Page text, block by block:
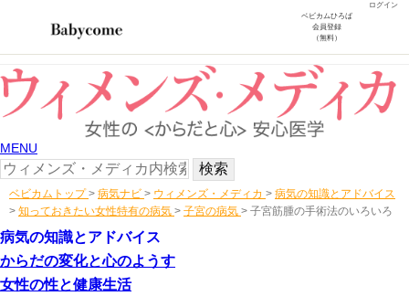
ログイン
ベビカムひろば
会員登録
（無料）
MENU
ベビカムトップ > 病気ナビ > ウィメンズ・メディカ > 病気の知識とアドバイス
> 知っておきたい女性特有の病気 > 子宮の病気 > 子宮筋腫の手術法のいろいろ
病気の知識とアドバイス
からだの変化と心のようす
女性の性と健康生活